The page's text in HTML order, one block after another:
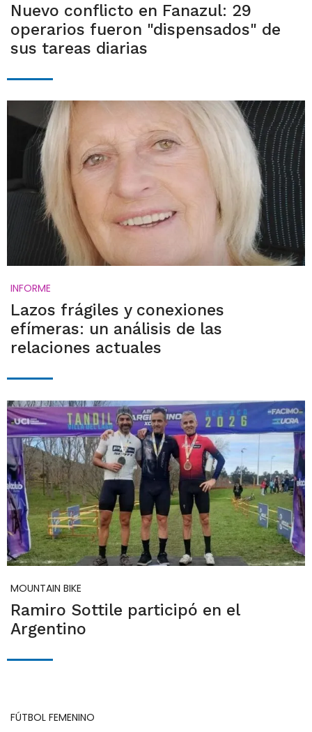
Nuevo conflicto en Fanazul: 29
operarios fueron "dispensados" de
sus tareas diarias
INFORME
Lazos frágiles y conexiones
efímeras: un análisis de las
relaciones actuales
MOUNTAIN BIKE
Ramiro Sottile participó en el
Argentino
FÚTBOL FEMENINO